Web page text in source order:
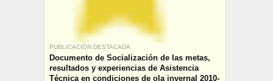
PUBLICACIÓN DESTACADA
Documento de Socialización de las metas,
resultados y experiencias de Asistencia
Técnica en condiciones de ola invernal 2010-